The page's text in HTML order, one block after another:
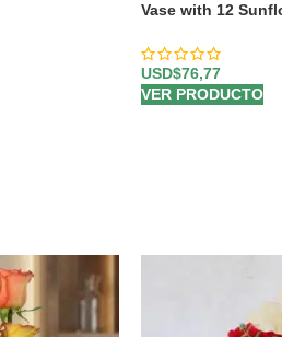
Vase with 12
USD$76,77
VER PRODUCTO